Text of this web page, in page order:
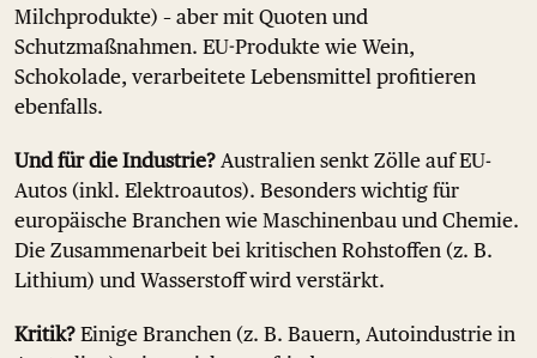
Milchprodukte) – aber mit Quoten und
Schutzmaßnahmen. EU-Produkte wie Wein,
Schokolade, verarbeitete Lebensmittel profitieren
ebenfalls.
Und für die Industrie? Australien senkt Zölle auf EU-
Autos (inkl. Elektroautos). Besonders wichtig für
europäische Branchen wie Maschinenbau und Chemie.
Die Zusammenarbeit bei kritischen Rohstoffen (z. B.
Lithium) und Wasserstoff wird verstärkt.
Kritik? Einige Branchen (z. B. Bauern, Autoindustrie in